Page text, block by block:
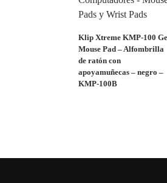
Klip Xtreme KMP-100
Mouse Pad – Alfombrilla
de ratón con
apoyamuñecas – negro –
KMP-100B